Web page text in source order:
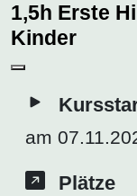
1,5h Erste
Kinder
am
Plätze